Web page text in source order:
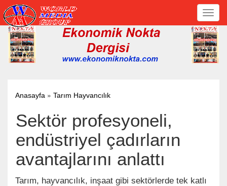
Anasayfa » Tarım Hayvancılık
Sektör profesyoneli,
endüstriyel çadırların
avantajlarını anlattı
Tarım, hayvancılık, inşaat gibi sektörlerde tek katlı